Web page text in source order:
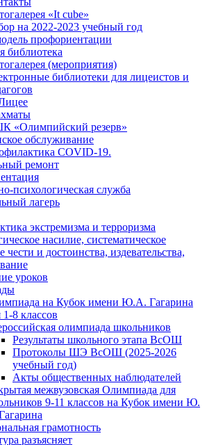
«It cube»
на 2022-2023 учебный год
профориентации
библиотека
(мероприятия)
библиотеки для лицеистов и
«Олимпийский резерв»
обслуживание
COVID-19.
ремонт
психологическая служба
лагерь
экстремизма и терроризма
насилие, систематическое
чести и достоинства, издевательства,
уроков
на Кубок имени Ю.А. Гагарина
1-8 классов
олимпиада школьников
Результаты школьного этапа ВсОШ
Протоколы ШЭ ВсОШ (2025-2026
учебный год)
Акты общественных наблюдателей
межвузовская Олимпиада для
9-11 классов на Кубок имени Ю.
грамотность
разъясняет